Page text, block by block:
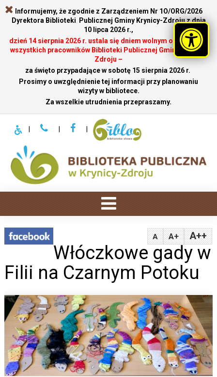
Informujemy, że zgodnie z Zarządzeniem Nr 1O/ORG/2026
Dyrektora Biblioteki Publicznej Gminy Krynicy-Zdroju z dnia
10 lipca 2026 r.,
dzień 14 sierpnia 2026 r. ustala się dniem wolnym od pracy dla
wszystkich pracowników Biblioteki Publicznej Gminy Krynicy-
Zdroju –
za święto przypadające w sobotę 15 sierpnia 2026 r.
Prosimy o uwzględnienie tej informacji przy planowaniu
wizyty w bibliotece.
Za wszelkie utrudnienia przepraszamy.
A A+ A++
Włóczkowe gady w
Filii na Czarnym Potoku